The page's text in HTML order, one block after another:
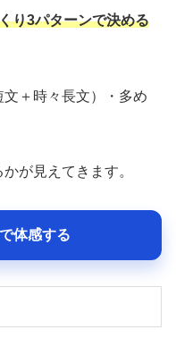
り3パターンで決める
＋時々長文）・多め
が見えてきます。
体感する